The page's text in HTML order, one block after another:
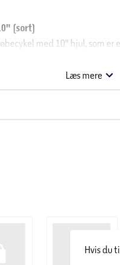
(sort)
løbecykel med 10" hjul, som
Den kompakte
gear eller pedaler, hvilket
af balance og motorik
Læs mere
Hvis du